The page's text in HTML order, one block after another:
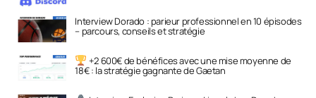
Interview Dorado : parieur professionnel en 10 épisodes
– parcours, conseils et stratégie
+2 600€ de bénéfices avec une mise moyenne de
18€ : la stratégie gagnante de Gaetan